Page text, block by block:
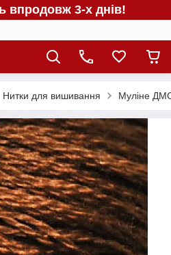
впродовж 3-х днів!
Нитки для вишивання Муліне